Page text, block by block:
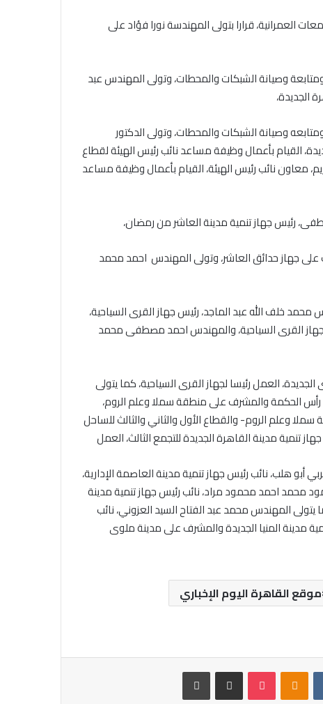
العمرانية، قرارا بتولى المهندسة نورا فؤاد على
وصيانة الشبكات والمحطات، وتولى المهندس عبد
الجديدة،
وصيانة الشبكات والمحطات، وتولى الدكتور
القيام بأعمال وظيفة مساعد نائب رئيس الهيئة لقطاع
معاون نائب رئيس الهيئة، القيام بأعمال وظيفة مساعد
رئيس جهاز تنمية مدينة العاشر من رمضان،
على جهاز حدائق العاشر، وتولى المهندس احمد محمد
محمد خلف الله عبد الماجد، رئيس جهاز القرى السياحية،
جهاز القرى السياحية، والمهندس احمد مصطفى محمد
العمل رئيسا لجهاز القرى السياحية، كما يتولى
الحكمة والمشرف على منطقة سملا وعلم الروم،
وعلم الروم- والقطاع الأول والثاني والثالث للساحل
تنمية مدينة القاهرة الجديدة للتجمع الثالث، العمل
أبو هلب، نائب رئيس جهاز تنمية مدينة العاصمة الإدارية،
محمد احمد محمود مراد، نائب رئيس جهاز تنمية مدينة
يتولى المهندس محمد عبد الفتاح السيد العزوني، نائب
مدينة المنيا الجديدة والمشرف على مدينة ملوى
موقع القاهرة اليوم الإخباري
بوكيت